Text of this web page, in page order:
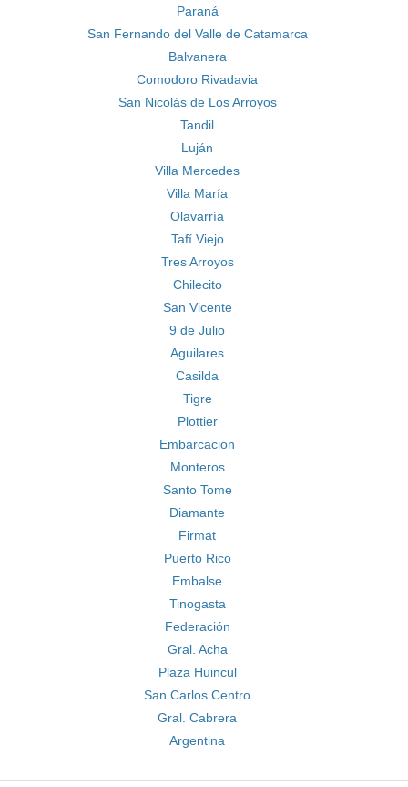
Paraná
San Fernando del Valle de Catamarca
Balvanera
Comodoro Rivadavia
San Nicolás de Los Arroyos
Tandil
Luján
Villa Mercedes
Villa María
Olavarría
Tafí Viejo
Tres Arroyos
Chilecito
San Vicente
9 de Julio
Aguilares
Casilda
Tigre
Plottier
Embarcacion
Monteros
Santo Tome
Diamante
Firmat
Puerto Rico
Embalse
Tinogasta
Federación
Gral. Acha
Plaza Huincul
San Carlos Centro
Gral. Cabrera
Argentina